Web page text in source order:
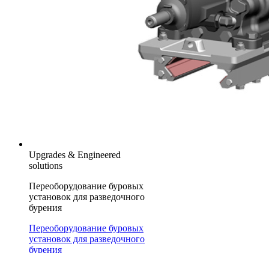
Upgrades & Engineered
solutions
Переоборудование буровых
установок для разведочного
бурения
Переоборудование буровых
установок для разведочного
бурения